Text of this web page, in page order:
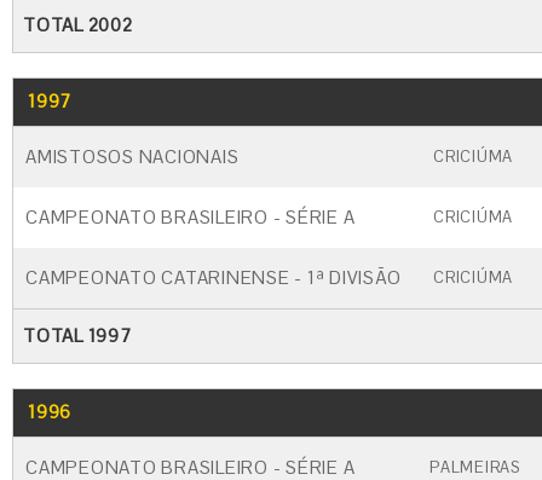
TOTAL 2002
1997
AMISTOSOS NACIONAIS CRICIÚMA
CAMPEONATO BRASILEIRO - SÉRIE A CRICIÚMA
CAMPEONATO CATARINENSE - 1ª DIVISÃO CRICIÚMA
TOTAL 1997
1996
CAMPEONATO BRASILEIRO - SÉRIE A PALMEIRAS